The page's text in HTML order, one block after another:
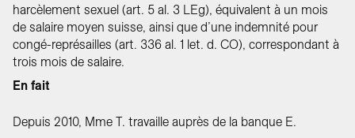
harcèlement sexuel (art. 5 al. 3 LEg), équivalent à un mois
de salaire moyen suisse, ainsi que d’une indemnité pour
congé-représailles (art. 336 al. 1 let. d. CO), correspondant à
trois mois de salaire.
En fait
Depuis 2010, Mme T. travaille auprès de la banque E.